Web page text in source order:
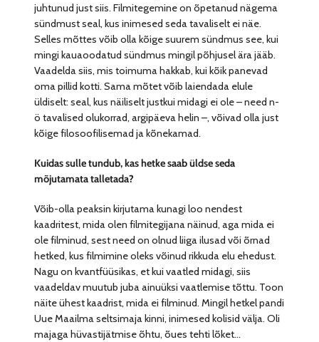
juhtunud just siis. Filmitegemine on õpetanud nägema
sündmust seal, kus inimesed seda tavaliselt ei näe.
Selles mõttes võib olla kõige suurem sündmus see, kui
mingi kauaoodatud sündmus mingil põhjusel ära jääb.
Vaadelda siis, mis toimuma hakkab, kui kõik panevad
oma pillid kotti. Sama mõtet võib laiendada elule
üldiselt: seal, kus näiliselt justkui midagi ei ole – need n-
ö tavalised olukorrad, argipäeva helin –, võivad olla just
kõige filosoofilisemad ja kõnekamad.
Kuidas sulle tundub, kas hetke saab üldse seda
mõjutamata talletada?
Võib-olla peaksin kirjutama kunagi loo nendest
kaadritest, mida olen filmitegijana näinud, aga mida ei
ole filminud, sest need on olnud liiga ilusad või õrnad
hetked, kus filmimine oleks võinud rikkuda elu ehedust.
Nagu on kvantfüüsikas, et kui vaatled midagi, siis
vaadeldav muutub juba ainuüksi vaatlemise tõttu. Toon
näite ühest kaadrist, mida ei filminud. Mingil hetkel pandi
Uue Maailma seltsimaja kinni, inimesed kolisid välja. Oli
majaga hüvastijätmise õhtu, õues tehti lõket…